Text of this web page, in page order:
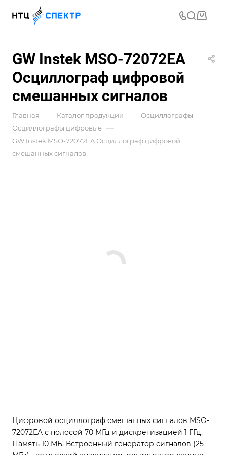
GW Instek MSO-72072EA
Осциллограф цифровой
смешанных сигналов
Главная — Каталог продукции — Осциллографы —
Осциллографы цифровые —
GW Instek MSO-72072EA Осциллограф цифровой
смешанных сигналов
Цифровой осциллограф смешанных сигналов MSO-
72072EA с полосой 70 МГц и дискретизацией 1 ГГц.
Память 10 МБ. Встроенный генератор сигналов (25